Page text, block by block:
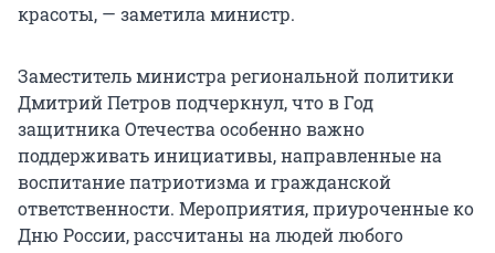
красоты, — заметила министр.
Заместитель министра региональной политики
Дмитрий Петров подчеркнул, что в Год
защитника Отечества особенно важно
поддерживать инициативы, направленные на
воспитание патриотизма и гражданской
ответственности. Мероприятия, приуроченные ко
Дню России, рассчитаны на людей любого